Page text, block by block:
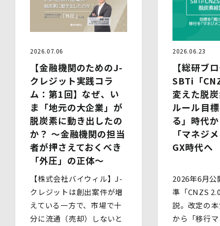
す。個人情報の取扱いを外部に委託する際は、十分な情報
管理水準を確保している委託先を選定するとともに、当該
委託先には必要かつ適切な監督を行います。
当社は、個人情報保護法、個人情報保護方針及び本方針に
従って、個人データ（個人情報保護法第16条第３項により
定義された「個人データ」をいい、以下同様とします。）
を適切に取り扱い、正確かつ最新のものとするよう適切な
処置を講じます。
また、個人データの漏えい、滅失又は毀損の防止その他の
個人データの保護のため、個人データを適切かつ安全に管
理します。
当社は、個人情報を適切に取り扱うため、以下の安全管理
措置を実施します。
(1)組織的安全管理措置
体制や取扱方法を管理しています。
・ 個人情報の取扱状況について定期的な点検及び監査を
実施しています。
(2)人的安全管理措置
・ 個人データの取扱いに関する留意事項について、従業
2026.07.06
【金融機関のためのJ-
クレジット実践コラ
ム：第1回】なぜ、い
ま「地元の大企業」が
脱炭素に動き出したの
か？ 〜金融機関の担当
者が押さえておくべき
「外圧」の正体〜
【株式会社バイウィル】J-
クレジットは創出案件が増
えている一方で、市場で十
分に流通（売却）しないと
2026.06.23
【総研ブ
SBTi「
変えた脱
ルール――目
る」時代
「マネジ
GX時代へ
2026年6月
準「CNZS
説。改定の
から「移行